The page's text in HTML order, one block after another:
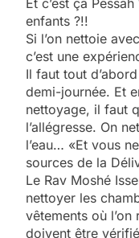
enfants ?!!
Si l’on nettoie
c’est une
Il faut tout
demi-journée. Et
nettoyage, il faut
l’allégresse. On
l’eau… «Et vous
sources de la
Le Rav Moshé
nettoyer les
vêtements où
doivent être